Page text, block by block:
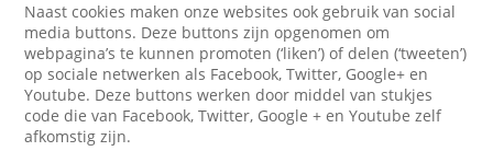
Naast cookies maken onze websites ook gebruik van social
media buttons. Deze buttons zijn opgenomen om
webpagina’s te kunnen promoten (‘liken’) of delen (‘tweeten’)
op sociale netwerken als Facebook, Twitter, Google+ en
Youtube. Deze buttons werken door middel van stukjes
code die van Facebook, Twitter, Google + en Youtube zelf
afkomstig zijn.